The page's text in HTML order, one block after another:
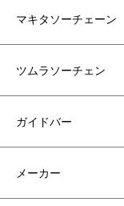
マキタソーチェーン
ツムラソーチェン
ガイドバー
メーカー